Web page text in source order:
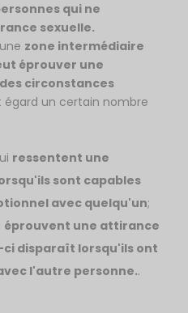
qui ne
sexuelle.
zone intermédiaire
éprouver une
circonstances
égard un certain nombre
ressentent une
sont capables
avec quelqu'un;
éprouvent une attirance
ci disparaît lorsqu'ils ont
l'autre personne..